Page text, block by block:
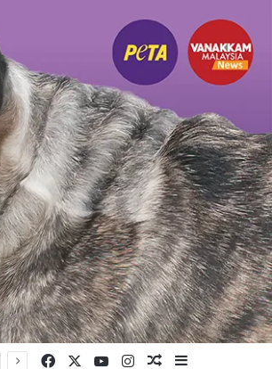
Facebook YouTubeInstagramRandom Article